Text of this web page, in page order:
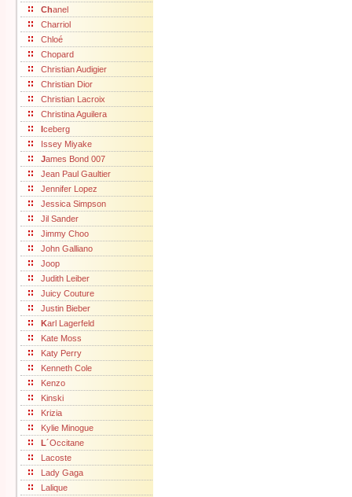
Chanel
Charriol
Chloé
Chopard
Christian Audigier
Christian Dior
Christian Lacroix
Christina Aguilera
Iceberg
Issey Miyake
James Bond 007
Jean Paul Gaultier
Jennifer Lopez
Jessica Simpson
Jil Sander
Jimmy Choo
John Galliano
Joop
Judith Leiber
Juicy Couture
Justin Bieber
Karl Lagerfeld
Kate Moss
Katy Perry
Kenneth Cole
Kenzo
Kinski
Krizia
Kylie Minogue
L´Occitane
Lacoste
Lady Gaga
Lalique